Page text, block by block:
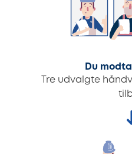
Du
Tre udvalgte